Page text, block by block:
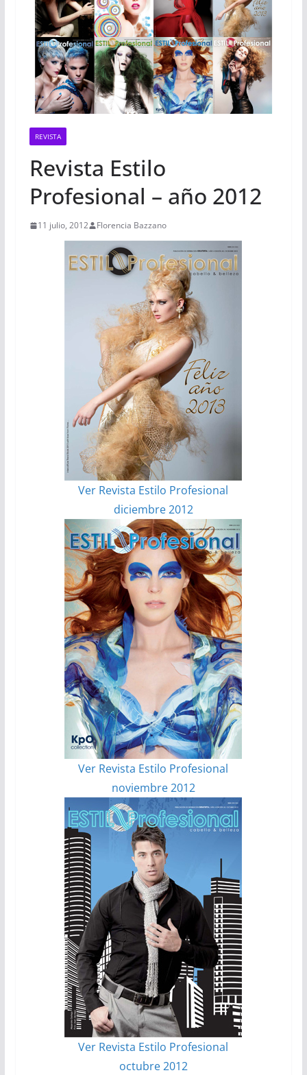
REVISTA
Revista Estilo
Profesional – año 2012
11 julio, 2012 Florencia Bazzano
Ver Revista Estilo Profesional
diciembre 2012
Ver Revista Estilo Profesional
noviembre 2012
Ver Revista Estilo Profesional
octubre 2012